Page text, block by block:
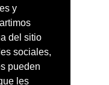
y
del sitio
sociales,
pueden
les